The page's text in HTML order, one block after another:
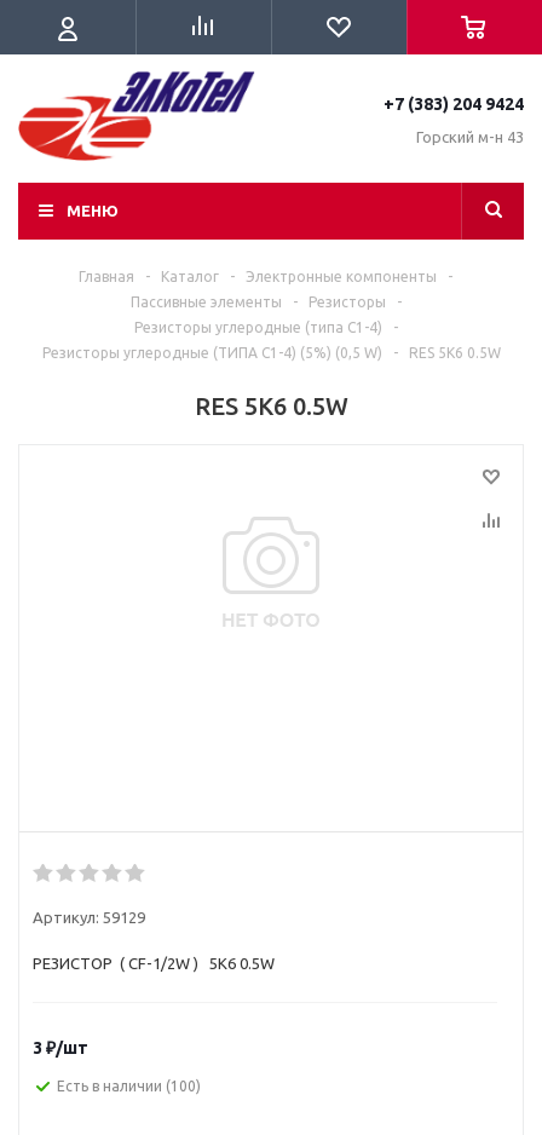
+7 (383) 204 9424
Горский м-н 43
МЕНЮ
Главная - Каталог - Электронные компоненты
-
Пассивные элементы
- Резисторы
-
Резисторы углеродные (типа C1-4)
-
Резисторы углеродные (ТИПА С1-4) (5%) (0,5 W)
- RES 5K6 0.5W
RES 5K6 0.5W
Артикул: 59129
РЕЗИСТОР ( CF-1/2W ) 5K6 0.5W
3 ₽/шт
Есть в наличии (100)